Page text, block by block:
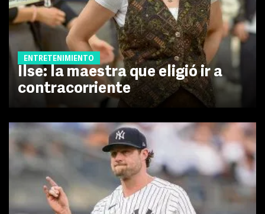
ENTRETENIMIENTO
Ilse: la maestra que eligió ir a
contracorriente